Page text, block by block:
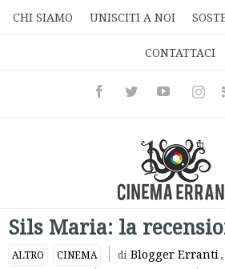
CHI SIAMO UNISCITI A NOI
CONTATTACI
FacebookTwitterYoutube
Sils Maria: la
ALTRO CINEMA di Blogger Erranti,